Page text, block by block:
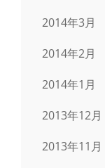
2014年3月
2014年2月
2014年1月
2013年12月
2013年11月